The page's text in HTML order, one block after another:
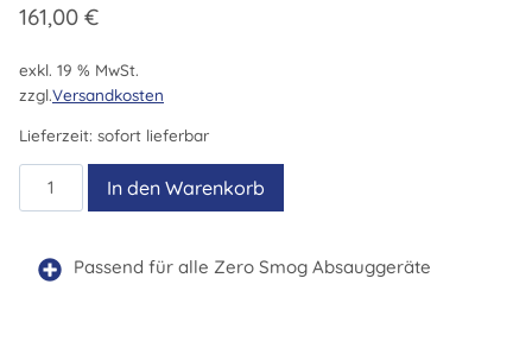
161,00 €
exkl. 19 % MwSt.
zzgl.Versandkosten
Lieferzeit: sofort lieferbar
1
FN
In den Warenkorb
Passend für alle Zero Smog Absauggeräte